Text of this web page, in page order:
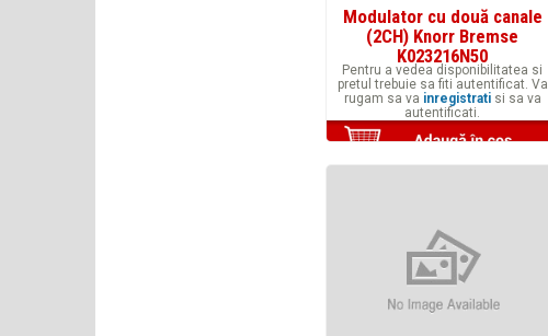
Modulator cu două canale
(2CH) Knorr Bremse
K023216N50
Pentru a vedea disponibilitatea si
pretul trebuie sa fiti autentificat. Va
rugam sa va inregistratisi sa va
autentificati.